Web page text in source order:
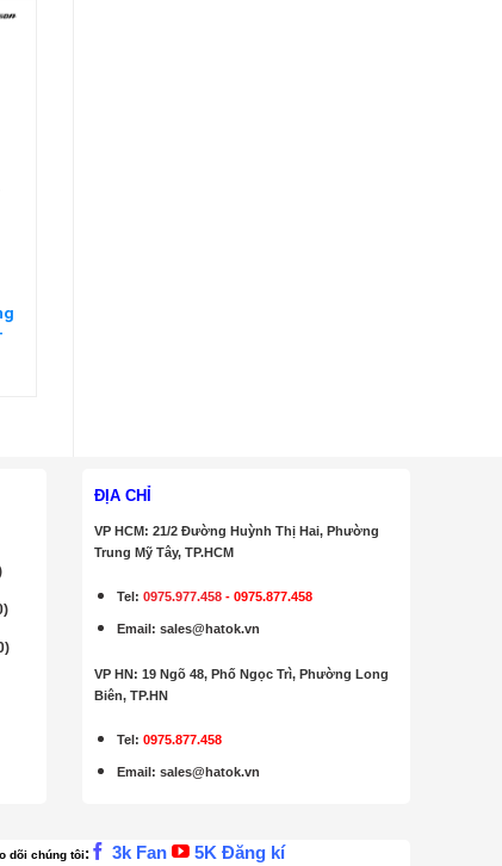
ĐỊA CHỈ
VP HCM: 21/2 Đường Huỳnh Thị Hai, Phường
Trung Mỹ Tây, TP.HCM
Tel:0975.977.458 -0975.877.458
Email:sales@hatok.vn
VP HN: 19 Ngõ 48, Phố Ngọc Trì, Phường Long
Biên, TP.HN
Tel: 0975.877.458
Email:sales@hatok.vn
dõi chúng tôi: 3k Fan 5K Đăng kí